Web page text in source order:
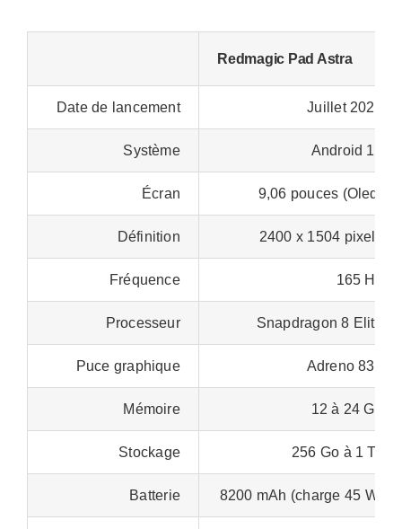
Redmagic Pad Astra
Date de lancement Juillet 2025
Système Android 15
Écran 9,06 pouces (Oled)
Définition 2400 x 1504 pixels
Fréquence 165 Hz
Processeur Snapdragon 8 Elite
Puce graphique Adreno 830
Mémoire 12 à 24 Go
Stockage 256 Go à 1 To
Batterie 8200 mAh (charge 45 W)